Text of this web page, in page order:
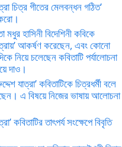
চিত্র গীতের মেলবন্ধন গঠিত’
মধুর হাসিনী বিদেশিনী কবিকে
আকর্ষণ করেছেন, এবং কোনো
নিয়ে চলেছেন কবিতাটি পর্যালোচনা
দাও।
যাত্রা’ কবিতাটিকে চিত্রধর্মী বলে
এ বিষয়ে নিজের ভাষায় আলোচনা
কবিতাটির তাৎপর্য সংক্ষেপে বিবৃতি